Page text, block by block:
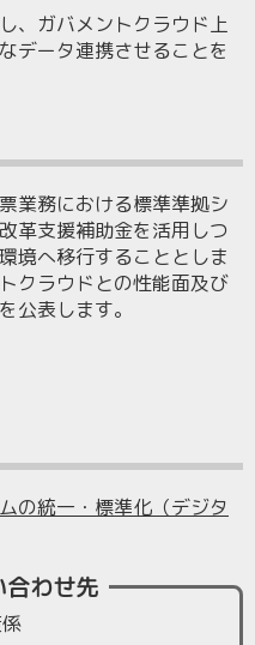
、ガバメントクラウド上
データ連携させることを
業務における標準準拠シ
革支援補助金を活用しつ
境へ移行することとしま
クラウドとの性能面及び
公表します。
の統一・標準化（デジタ
合わせ先